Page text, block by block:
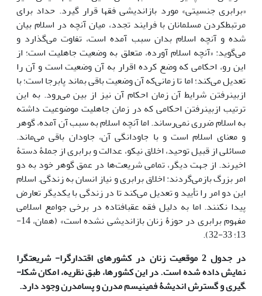
«برابری جنسیتی» مورد بازاندیشی فقها قرار گیرد. حداد برای
مرتبط‏کردن مسلمانان با فرایند تجدد، میان آنچه در اسلام بیان
شده و آنچه اسلام بدان سبب آمده است، تفاوت می‌گذارد و
می‌گوید: «آنچه اسلام آورده، متعلق به وضعیت جاهلیت است؛ از
این رو، احکامی که وضع کرده اقرار به آن وضعیت است و آن را
تعدیل می‌کند؛ اما تا زمانی‌که آن وضعیت باقی بماند پابرجا است؛ با
ازبین‏رفتن شرایط آن زمان احکام آن نیز از بین می‌رود. به این
ترتیب ازبین‏رفتن احکامی که در زمان جاهلیت موضوعیت داشته
به اسلام ضرری نمی‌رساند. اما آنچه اسلام به سبب آن آمده، گوهر
و معنای اسلام است و با جاودانگی آن، جاودان باقی می‌ماند.
مسائلی از قبیل توحید، اخلاق نیکو، عدالت و برابری از جملۀ دستۀ
اخیرند. از جهت دیگر، تمامی شریعت‌ها در عمق گوهر خود به دو
امر بزرگ بازمی‌گردند: اخلاق برابری و نیاز انسان به زندگی. اسلام
این دو امر را تأیید و تعدیل می‌کند تا در زندگی با یکدیگر تعارض
پیدا نکنند. اما به دلیل فقه عقب‏افتاده در برخی جوامع اسلامی
مفهوم برابری در حوزۀ زنان بازاندیشی نشده است» (همان، 14-
13؛ 33-32).
در جدول 2 موقعیت زنان در کشورهای اقتدارگرا- شریعت­گرا
نمایش داده شده است. در این کشورها، طبق نظریه، امکان شکل­
گیری و گسترش اندیشۀ فمینیسم مدرن و پسامدرن وجود دارد.